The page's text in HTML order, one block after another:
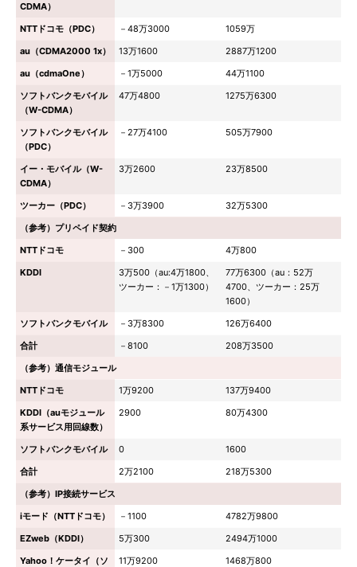
CDMA）
NTTドコモ（PDC） －48万3000
1059万
au（CDMA2000 1x）
13万1600
2887万1200
au（cdmaOne）
－1万5000
44万1100
ソフトバンクモバイル
（W-CDMA）
47万4800 1275万6300
ソフトバンクモバイル
（PDC）
－27万4100 505万7900
イー・モバイル（W-
CDMA）
3万2600 23万8500
ツーカー（PDC） －3万3900
32万5300
（参考）プリペイド契約
NTTドコモ
－300
4万800
KDDI
3万500（au:4万1800、
ツーカー：－1万1300）
77万6300（au：52万
4700、ツーカー：25万
1600）
ソフトバンクモバイル
－3万8300
126万6400
合計
－8100
208万3500
（参考）通信モジュール
NTTドコモ
1万9200
137万9400
KDDI（auモジュール
系サービス用回線数）
2900 80万4300
ソフトバンクモバイル 0
1600
合計
2万2100
218万5300
（参考）IP接続サービス
iモード（NTTドコモ）
－1100
4782万9800
EZweb（KDDI）
5万300
2494万1000
Yahoo！ケータイ（ソ
11万9200 1468万800